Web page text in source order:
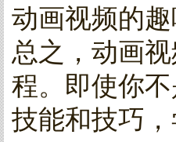
动画视频的
总之，动画
程。即使你
技能和技巧